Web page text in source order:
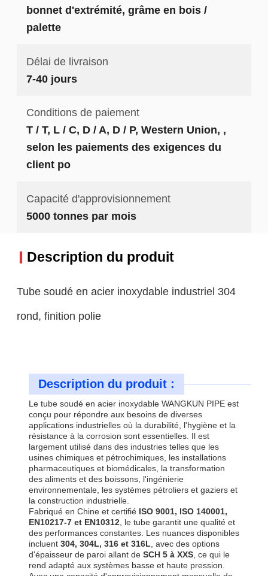
bonnet d'extrémité, grâme en bois /
palette
Délai de livraison
7-40 jours
Conditions de paiement
T / T, L / C, D / A, D / P, Western Union, ,
selon les paiements des exigences du
client po
Capacité d'approvisionnement
5000 tonnes par mois
Description du produit
Tube soudé en acier inoxydable industriel 304
rond, finition polie
Description du produit :
Le tube soudé en acier inoxydable WANGKUN PIPE est
conçu pour répondre aux besoins de diverses
applications industrielles où la durabilité, l'hygiène et la
résistance à la corrosion sont essentielles. Il est
largement utilisé dans des industries telles que les
usines chimiques et pétrochimiques, les installations
pharmaceutiques et biomédicales, la transformation
des aliments et des boissons, l'ingénierie
environnementale, les systèmes pétroliers et gaziers et
la construction industrielle.
Fabriqué en Chine et certifié ISO 9001, ISO 140001,
EN10217-7 et EN10312, le tube garantit une qualité et
des performances constantes. Les nuances disponibles
incluent 304, 304L, 316 et 316L, avec des options
d'épaisseur de paroi allant de SCH 5 à XXS, ce qui le
rend adapté aux systèmes basse et haute pression.